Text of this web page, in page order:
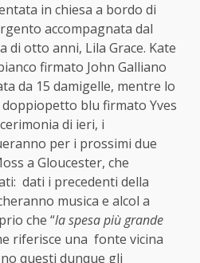
in chiesa a bordo di
accompagnata dal
di otto anni, Lila Grace. Kate
firmato John Galliano
da 15 damigelle, mentre lo
blu firmato Yves
di ieri, i
per i prossimi due
a Gloucester, che
dati i precedenti della
musica e alcol a
che “la spesa più grande
riferisce una fonte vicina
questi dunque gli